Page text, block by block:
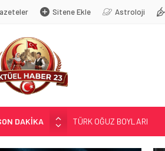
Sitene Ekle Astroloji
DAKİKA
TÜRK OĞUZ BOYLARI
298 MİLYON DOLARLIK